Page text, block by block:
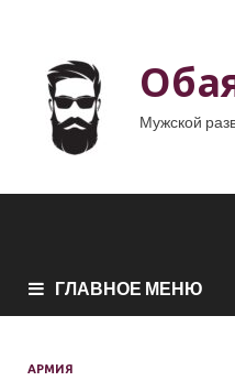
Мужской
ГЛАВНОЕ МЕНЮ
АРМИЯ